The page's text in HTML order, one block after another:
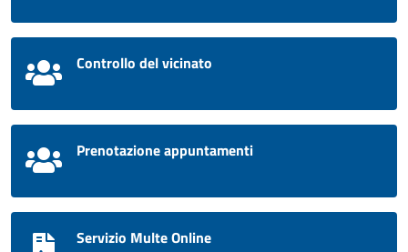
Controllo del vicinato
Prenotazione appuntamenti
Servizio Multe Online